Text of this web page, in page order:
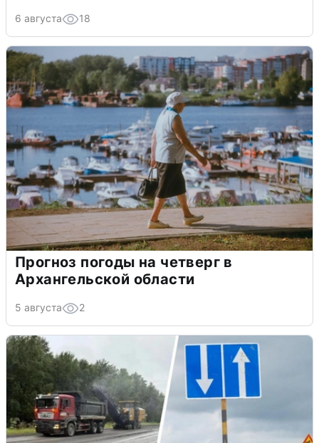
6 августа 18
Прогноз погоды на четверг в
Архангельской области
5 августа 2